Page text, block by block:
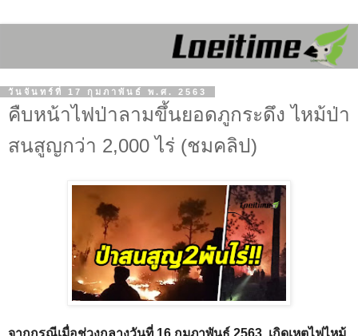
วันจันทร์ที่ 17 กุมภาพันธ์ พ.ศ. 2563
คืบหน้าไฟป่าลามขึ้นยอดภูกระดึง ไหม้ป่า
สนสูญกว่า 2,000 ไร่ (ชมคลิป)
จากกรณีเมื่อช่วงกลางวันที่ 16 กุมภาพันธ์ 2563  เกิดเหตุไฟไหม้